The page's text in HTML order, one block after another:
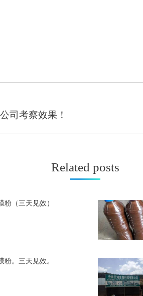
司考察效果！
Related posts
（三天见效）
。三天见效。